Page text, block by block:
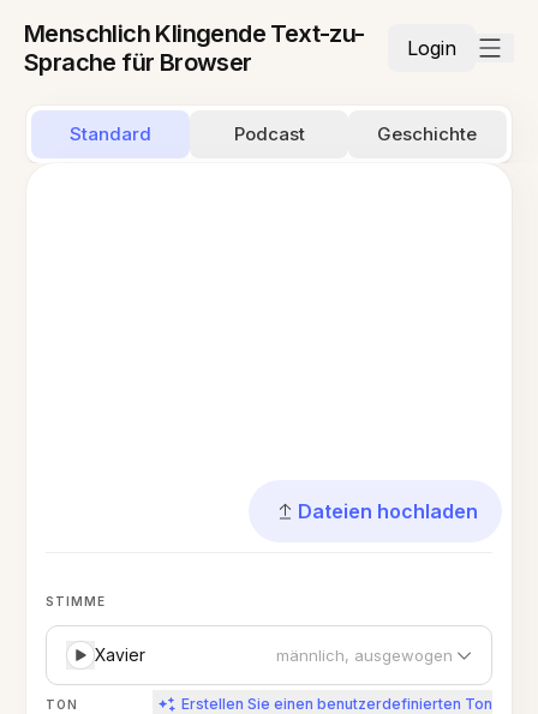
Menschlich Klingende Text-zu-
Sprache für Browser
Login
Standard Podcast Geschichte
Dateien hochladen
STIMME
Xavier männlich, ausgewogen
TON Erstellen Sie einen benutzerdefinierten Ton